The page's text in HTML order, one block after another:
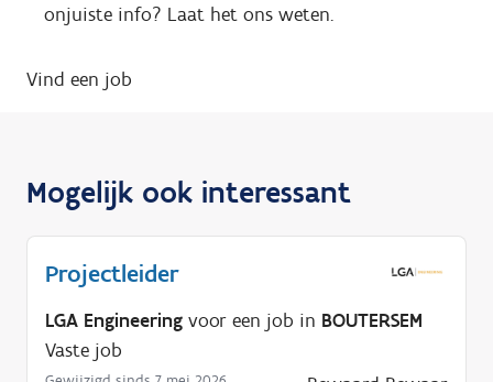
onjuiste info? Laat het ons weten.
Vind een job
Mogelijk ook interessant
Projectleider
LGA Engineering voor een job in BOUTERSEM
Vaste job